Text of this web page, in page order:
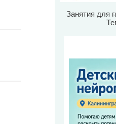
Занятия для